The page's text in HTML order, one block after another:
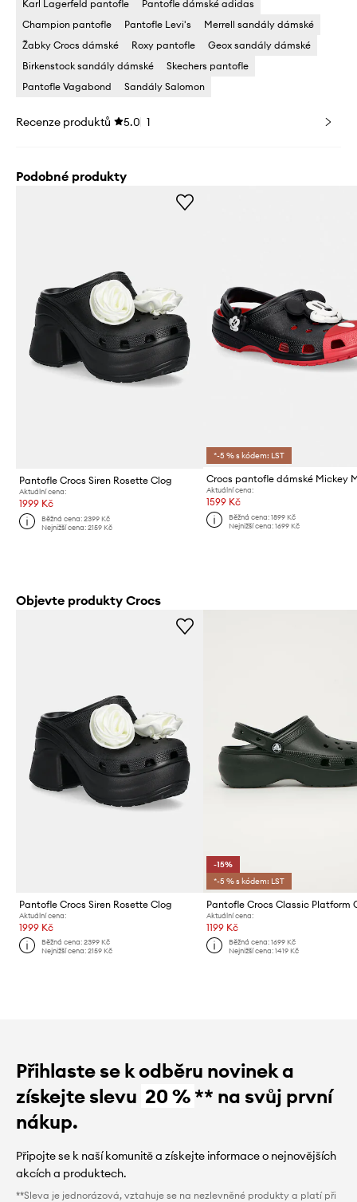
Karl Lagerfeld pantofle
Pantofle dámské adidas
Champion pantofle
Pantofle Levi's
Merrell sandály dámské
Žabky Crocs dámské
Roxy pantofle
Geox sandály dámské
Birkenstock sandály dámské
Skechers pantofle
Pantofle Vagabond
Sandály Salomon
Recenze produktů 5.0 1
Podobné produkty
Pantofle Crocs Siren Rosette Clog
Aktuální cena:
1999 Kč
Běžná cena:2399 Kč
Nejnižší cena:2159 Kč
*-5 % s kódem: LST
Aktuální cena:
1599 Kč
Běžná cena: 1899 Kč
Nejnižší cena: 1699 Kč
Objevte produkty Crocs
Pantofle Crocs Siren Rosette Clog
Aktuální cena:
1999 Kč
Běžná cena:2399 Kč
Nejnižší cena:2159 Kč
-15%
*-5 % s kódem: LST
Pantofle Crocs Classic Platform
Aktuální cena:
1199 Kč
Běžná cena: 1699 Kč
Nejnižší cena: 1419 Kč
Přihlaste se k odběru novinek a
získejte slevu 20 %** na svůj první
nákup.
Připojte se k naší komunitě a získejte informace o nejnovějších
akcích a produktech.
**Sleva je jednorázová, vztahuje se na nezlevněné produkty a platí při